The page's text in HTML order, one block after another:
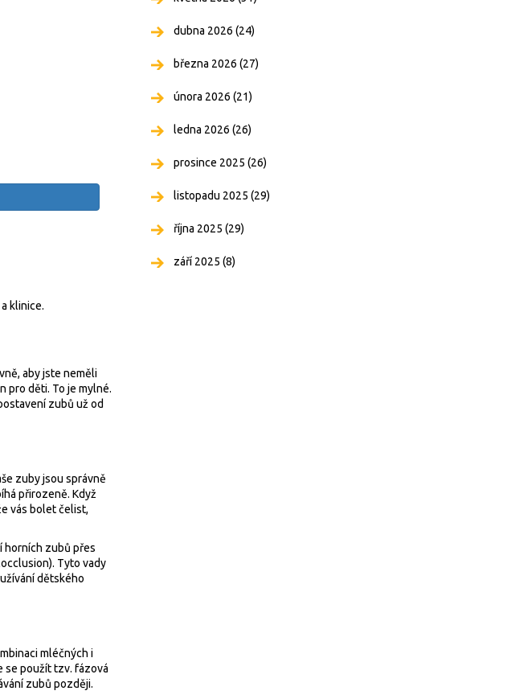
klinice.
aby jste neměli
pro děti. To je mylné.
zubů už od
zuby jsou správně
přirozeně. Když
vás bolet čelist,
horních zubů přes
Tyto vady
dětského
mléčných i
se použít tzv. fázová
zubů později.
dubna 2026 (24)
března 2026 (27)
února 2026 (21)
ledna 2026 (26)
prosince 2025 (26)
listopadu 2025 (29)
října 2025 (29)
září 2025 (8)